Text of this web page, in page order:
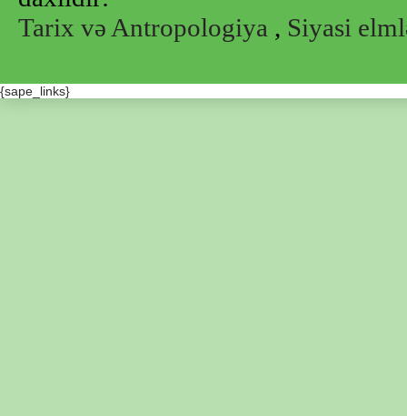
Tarix və Antropologiya , Siyasi
{sape_links}